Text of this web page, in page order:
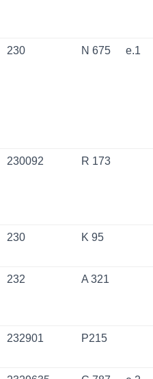
230 N 675 e.1
230092 R 173
230 K 95
232 A 321
232901 P215